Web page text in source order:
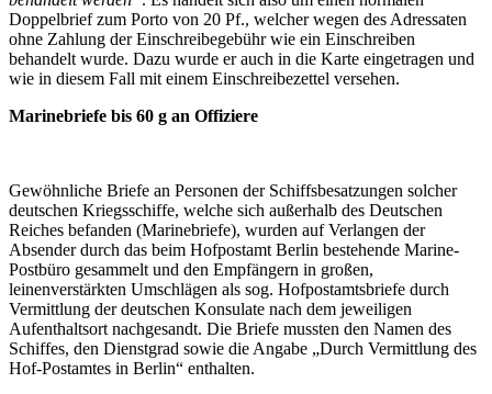
Doppelbrief zum Porto von 20 Pf., welcher wegen des Adressaten
ohne Zahlung der Einschreibegebühr wie ein Einschreiben
behandelt wurde. Dazu wurde er auch in die Karte eingetragen und
wie in diesem Fall mit einem Einschreibezettel versehen.
Marinebriefe bis 60 g an Offiziere
Gewöhnliche Briefe an Personen der Schiffsbesatzungen solcher
deutschen Kriegsschiffe, welche sich außerhalb des Deutschen
Reiches befanden (Marinebriefe), wurden auf Verlangen der
Absender durch das beim Hofpostamt Berlin bestehende Marine-
Postbüro gesammelt und den Empfängern in großen,
leinenverstärkten Umschlägen als sog. Hofpostamtsbriefe durch
Vermittlung der deutschen Konsulate nach dem jeweiligen
Aufenthaltsort nachgesandt. Die Briefe mussten den Namen des
Schiffes, den Dienstgrad sowie die Angabe „Durch Vermittlung des
Hof-Postamtes in Berlin“ enthalten.